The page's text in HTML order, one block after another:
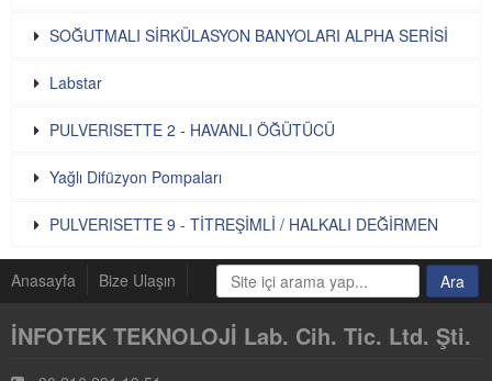
SOĞUTMALI SİRKÜLASYON BANYOLARI ALPHA SERİSİ
Labstar
PULVERISETTE 2 - HAVANLI ÖĞÜTÜCÜ
Yağlı Difüzyon Pompaları
PULVERISETTE 9 - TİTREŞİMLİ / HALKALI DEĞİRMEN
Anasayfa Bize Ulaşın
İNFOTEK TEKNOLOJİ Lab. Cih. Tic. Ltd. Şti.